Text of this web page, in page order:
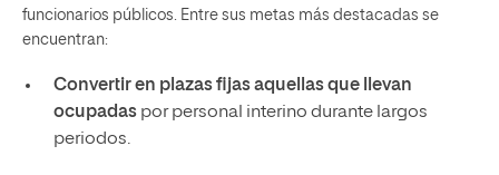
funcionarios públicos. Entre sus metas más destacadas se
encuentran:
Convertir en plazas fijas aquellas que llevan
ocupadaspor personal interino durante largos
periodos.